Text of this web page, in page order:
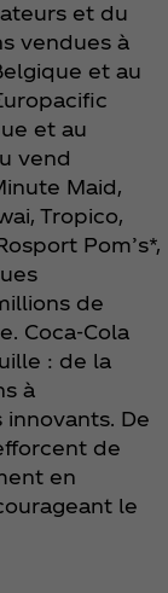
et du
vendues à
et au
et au
vend
Maid,
Tropico,
Pom’s*,
de
Coca‑Cola
: de la
à
De
de
en
le